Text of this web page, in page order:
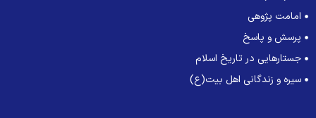
امامت پژوهی
پرسش و پاسخ
جستارهایی در تاریخ اسلام
سیره و زندگانی اهل بیت(ع)